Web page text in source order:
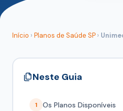
Início › Planos de Saúde SP ›
Neste Guia
1 Os Planos Disponíveis